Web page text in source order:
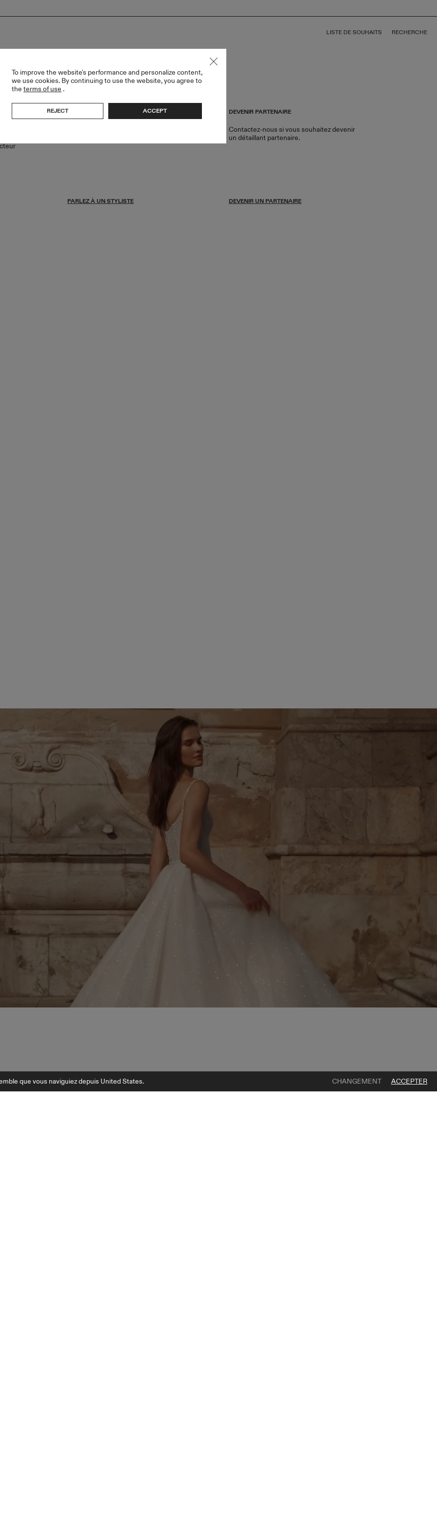
LISTE DE SOUHAITS RECHERCHE
PARLER À UN STYLISTE
PARLEZ À UN STYLISTE
DEVENIR PARTENAIRE
Contactez-nous si vous souhaitez devenir
un détaillant partenaire.
DEVENIR UN PARTENAIRE
que vous naviguiez depuis United States. CHANGEMENT ACCEPTER
To improve the website's performance and personalize content,
we use cookies. By continuing to use the website, you agree to
the terms of use .
REJECT ACCEPT